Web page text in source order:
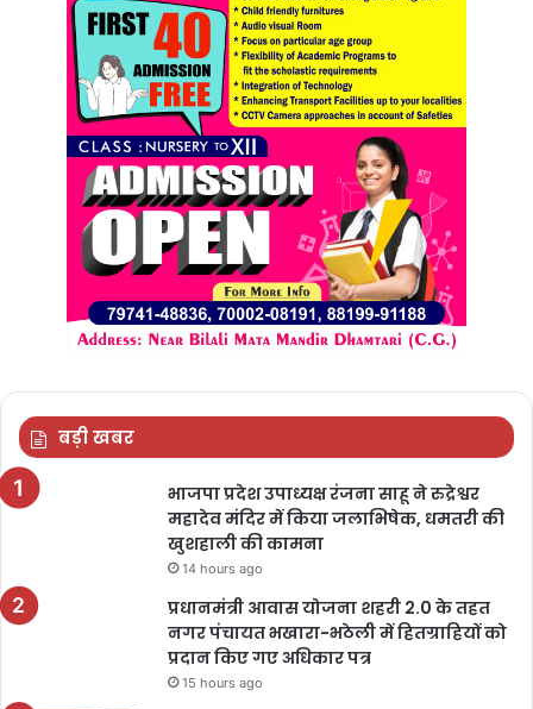
बड़ी खबर
भाजपा प्रदेश उपाध्यक्ष रंजना साहू ने रुद्रेश्वर
महादेव मंदिर में किया जलाभिषेक, धमतरी की
खुशहाली की कामना
14 hours ago
प्रधानमंत्री आवास योजना शहरी 2.0 के तहत
नगर पंचायत भखारा-भठेली में हितग्राहियों को
प्रदान किए गए अधिकार पत्र
15 hours ago